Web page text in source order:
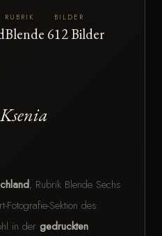
RUBRIK
Blende 6
BILDER
12 Bilder
, Rubrik Blende Sechs
Sektion des
in der gedruckten